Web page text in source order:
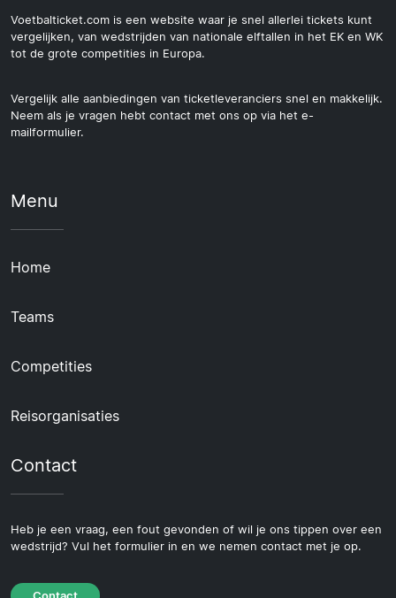
Voetbalticket.com is een website waar je snel allerlei tickets kunt
vergelijken, van wedstrijden van nationale elftallen in het EK en WK
tot de grote competities in Europa.
Vergelijk alle aanbiedingen van ticketleveranciers snel en makkelijk.
Neem als je vragen hebt contact met ons op via het e-
mailformulier.
Menu
Home
Teams
Competities
Reisorganisaties
Contact
Heb je een vraag, een fout gevonden of wil je ons tippen over een
wedstrijd? Vul het formulier in en we nemen contact met je op.